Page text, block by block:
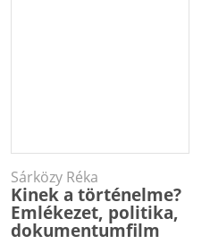
Sárközy Réka
Kinek a történelme?
Emlékezet, politika,
dokumentumfilm